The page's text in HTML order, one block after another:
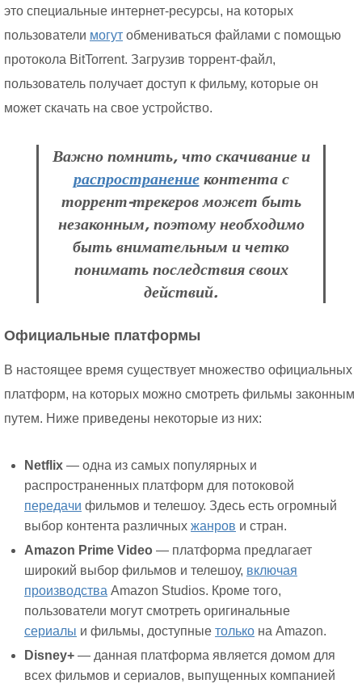
это специальные интернет-ресурсы, на которых
пользователи могут обмениваться файлами с помощью
протокола BitTorrent. Загрузив торрент-файл,
пользователь получает доступ к фильму, которые он
может скачать на свое устройство.
Важно помнить, что скачивание и
распространениеконтента с
торрент-трекеров может быть
незаконным, поэтому необходимо
быть внимательным и четко
понимать последствия своих
действий.
Официальные платформы
В настоящее время существует множество официальных
платформ, на которых можно смотреть фильмы законным
путем. Ниже приведены некоторые из них:
Netflix — одна из самых популярных и
распространенных платформ для потоковой
передачи фильмов и телешоу. Здесь есть огромный
выбор контента различных жанров и стран.
Amazon Prime Video — платформа предлагает
широкий выбор фильмов и телешоу, включая
производства Amazon Studios. Кроме того,
пользователи могут смотреть оригинальные
сериалы и фильмы, доступные только на Amazon.
Disney+ — данная платформа является домом для
всех фильмов и сериалов, выпущенных компанией